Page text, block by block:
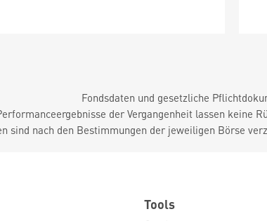
Fondsdaten und gesetzliche
der Vergangenheit lassen keine
sind nach den Bestimmungen der jeweiligen Börse
Tools